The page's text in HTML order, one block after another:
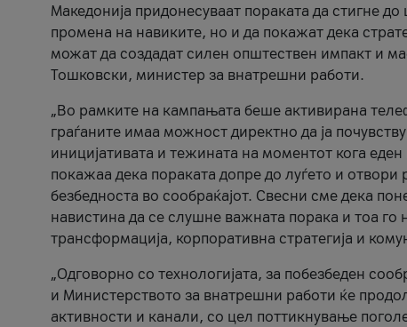
Македонија придонесуваат пораката да стигне
промена на навиките, но и да покажат дека
можат да создадат силен општествен импакт и
Тошковски, министер за внатрешни работи.
„Во рамките на кампањата беше активирана
граѓаните имаа можност директно да ја
иницијативата и тежината на моментот кога
покажаа дека пораката допре до луѓето и отвори
безбедноста во сообраќајот. Свесни сме дека
навистина да се слушне важната порака и тоа го
трансформација, корпоративна стратегија и
„Одговорно со технологијата, за побезбеден
и Министерството за внатрешни работи ќе
активности и канали, со цел поттикнување